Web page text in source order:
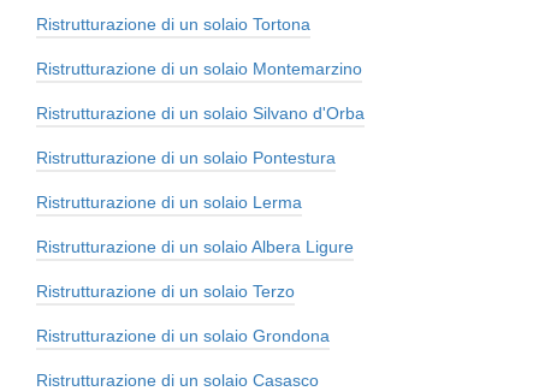
Ristrutturazione di un solaio Tortona
Ristrutturazione di un solaio Montemarzino
Ristrutturazione di un solaio Silvano d'Orba
Ristrutturazione di un solaio Pontestura
Ristrutturazione di un solaio Lerma
Ristrutturazione di un solaio Albera Ligure
Ristrutturazione di un solaio Terzo
Ristrutturazione di un solaio Grondona
Ristrutturazione di un solaio Casasco